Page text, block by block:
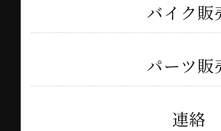
バイク販
パーツ販
連絡